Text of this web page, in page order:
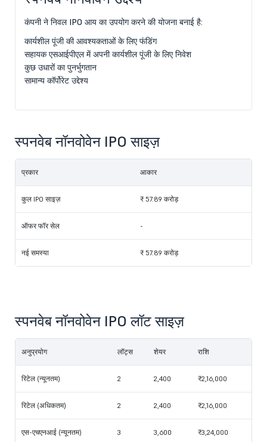
कंपनी ने निवल IPO आय का उपयोग करने की योजना बनाई है:
कार्यशील पूंजी की आवश्यकताओं के लिए फंडिंग
सहायक एसआईपीएल में अपनी कार्यशील पूंजी के लिए निवेश
कुछ उधारों का पुनर्भुगतान
सामान्य कॉर्पोरेट उद्देश्य
स्पनवेब नॉनवोवेन IPO साइज़
प्रकार आकार
कुल IPO साइज़ ₹ 57.89 करोड़
ऑफर फॉर सेल -
नई समस्या ₹ 57.89 करोड़
स्पनवेब नॉनवोवेन IPO लॉट साइज़
अनुप्रयोग लॉट्स शेयर राशि
रिटेल (न्यूनतम) 2 2,400 ₹2,16,000
रिटेल (अधिकतम) 2 2,400 ₹2,16,000
एस-एचएनआई (न्यूनतम) 3 3,600 ₹3,24,000